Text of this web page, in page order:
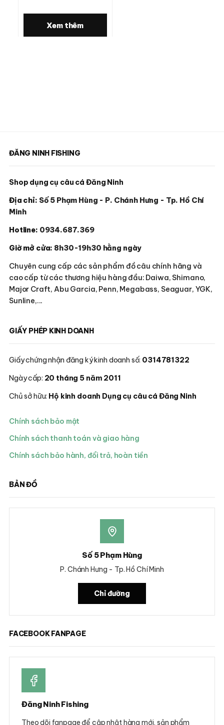
Xem thêm
ĐĂNG NINH FISHING
Shop dụng cụ câu cá Đăng Ninh
Địa chỉ: Số 5 Phạm Hùng - P. Chánh Hưng - Tp. Hồ Chí
Minh
Hotline: 0934.687.369
Giờ mở cửa: 8h30-19h30 hằng ngày
Chuyên cung cấp các sản phẩm đồ câu chính hãng và
cao cấp từ các thương hiệu hàng đầu: Daiwa, Shimano,
Major Craft, Abu Garcia, Penn, Megabass, Seaguar, YGK,
Sunline,...
GIẤY PHÉP KINH DOANH
Giấy chứng nhận đăng ký kinh doanh số: 0314781322
Ngày cấp: 20 tháng 5 năm 2011
Chủ sở hữu: Hộ kinh doanh Dụng cụ câu cá Đăng Ninh
Chính sách bảo mật
Chính sách thanh toán và giao hàng
Chính sách bảo hành, đổi trả, hoàn tiền
BẢN ĐỒ
Số 5 Phạm Hùng
P. Chánh Hưng - Tp. Hồ Chí Minh
Chỉ đường
FACEBOOK FANPAGE
Đăng Ninh Fishing
Theo dõi fanpage để cập nhật hàng mới, sản phẩm